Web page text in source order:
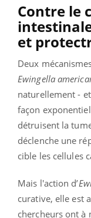
Contre le
et
Deux
Ewingella
naturellement -
façon
détruisent la
déclenche une
cible les cellules
Mais l'action d’
curative, elle est
chercheurs ont à